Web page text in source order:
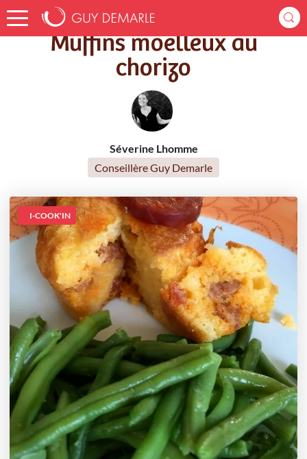
Accueil Recettes Muffins moelleux au chorizo
Muffins moelleux au
chorizo
Séverine Lhomme
Conseillère Guy Demarle
I-COOK'IN